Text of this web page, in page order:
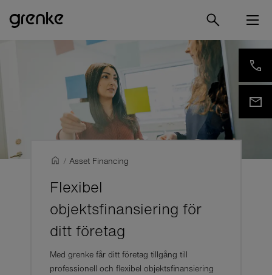
/ Asset Financing
Flexibel
objektsfinansiering för
ditt företag
Med grenke får ditt företag tillgång till
professionell och flexibel objektsfinansiering